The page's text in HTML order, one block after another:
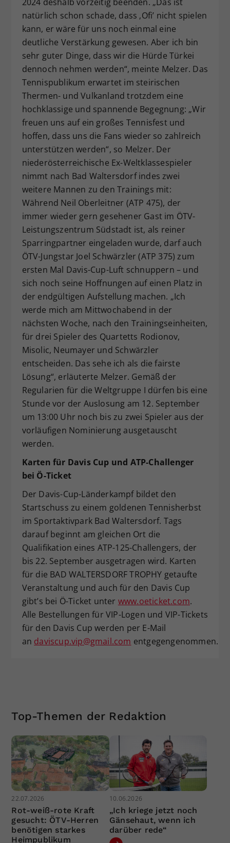
2024 deshalb vorzeitig beenden. „Das ist
natürlich schon schade, dass ‚Ofi’ nicht spielen
kann, er wäre für uns noch einmal eine
deutliche Verstärkung gewesen. Aber ich bin
sehr guter Dinge, dass wir die Hürde Türkei
dennoch nehmen werden“, meinte Melzer. Das
Tennispublikum erwartet im steirischen
Thermen- und Vulkanland trotzdem eine
hochklassige und spannende Begegnung: „Wir
freuen uns auf ein großes Tennisfest und
hoffen, dass uns die Fans wieder so zahlreich
unterstützen werden“, so Melzer. Der
niederösterreichische Ex-Weltklassespieler
nimmt nach Bad Waltersdorf indes zwei
weitere Mannen zu den Trainings mit:
Während Neil Oberleitner (ATP 475), der
immer wieder gern gesehener Gast im ÖTV-
Leistungszentrum Südstadt ist, als reiner
Sparringpartner eingeladen wurde, darf auch
ÖTV-Jungstar Joel Schwärzler (ATP 375) zum
ersten Mal Davis-Cup-Luft schnuppern – und
sich noch seine Hoffnungen auf einen Platz in
der endgültigen Aufstellung machen. „Ich
werde mich am Mittwochabend in der
nächsten Woche, nach den Trainingseinheiten,
für drei Spieler des Quartetts Rodionov,
Misolic, Neumayer und Schwärzler
entscheiden. Das sehe ich als die fairste
Lösung“, erläuterte Melzer. Gemäß der
Regularien für die Weltgruppe I dürfen bis eine
Stunde vor der Auslosung am 12. September
um 13:00 Uhr noch bis zu zwei Spieler aus der
vorläufigen Nominierung ausgetauscht
werden.
Karten für Davis Cup und ATP-Challenger
bei Ö-Ticket
Der Davis-Cup-Länderkampf bildet den
Startschuss zu einem goldenen Tennisherbst
im Sportaktivpark Bad Waltersdorf. Tags
darauf beginnt am gleichen Ort die
Qualifikation eines ATP-125-Challengers, der
bis 22. September ausgetragen wird. Karten
für die BAD WALTERSDORF TROPHY getaufte
Veranstaltung und auch für den Davis Cup
gibt’s bei Ö-Ticket unter www.oeticket.com.
Alle Bestellungen für VIP-Logen und VIP-Tickets
für den Davis Cup werden per E-Mail
an daviscup.vip@gmail.com entgegengenommen.
Top-Themen der Redaktion
22.07.2026
Rot-weiß-rote Kraft
gesucht: ÖTV-Herren
benötigen starkes
Heimpublikum
10.06.2026
„Ich kriege jetzt noch
Gänsehaut, wenn ich
darüber rede“